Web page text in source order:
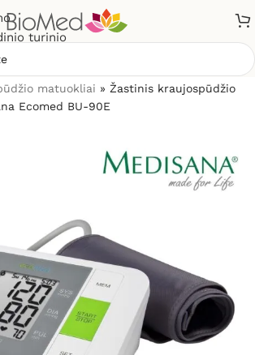
turinio
matuokliai » Žastinis kraujospūdžio
Ecomed BU-90E